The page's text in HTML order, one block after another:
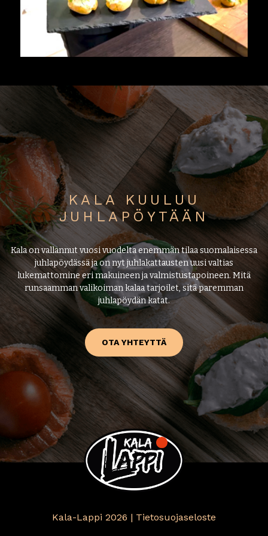
KALA KUULUU
JUHLAPÖYTÄÄN
Kala on vallannut vuosi vuodelta enemmän tilaa suomalaisessa
juhlapöydässä ja on nyt juhlakattausten uusi valtias
lukemattomine eri makuineen ja valmistustapoineen. Mitä
runsaamman valikoiman kalaa tarjoilet, sitä paremman
juhlapöydän katat.
OTA YHTEYTTÄ
Kala-Lappi 2026 | Tietosuojaseloste